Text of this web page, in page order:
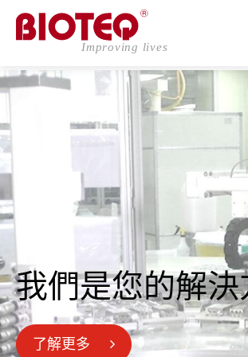
我們是您的解
了解更多
CDMO